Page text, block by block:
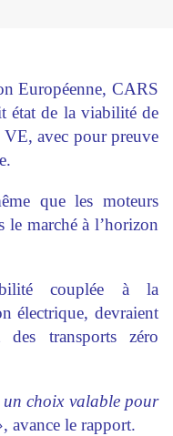
Européenne, CARS
état de la viabilité de
VE, avec pour preuve
que les moteurs
marché à l’horizon
couplée à la
électrique, devraient
des transports zéro
un choix valable pour
, avance le rapport.